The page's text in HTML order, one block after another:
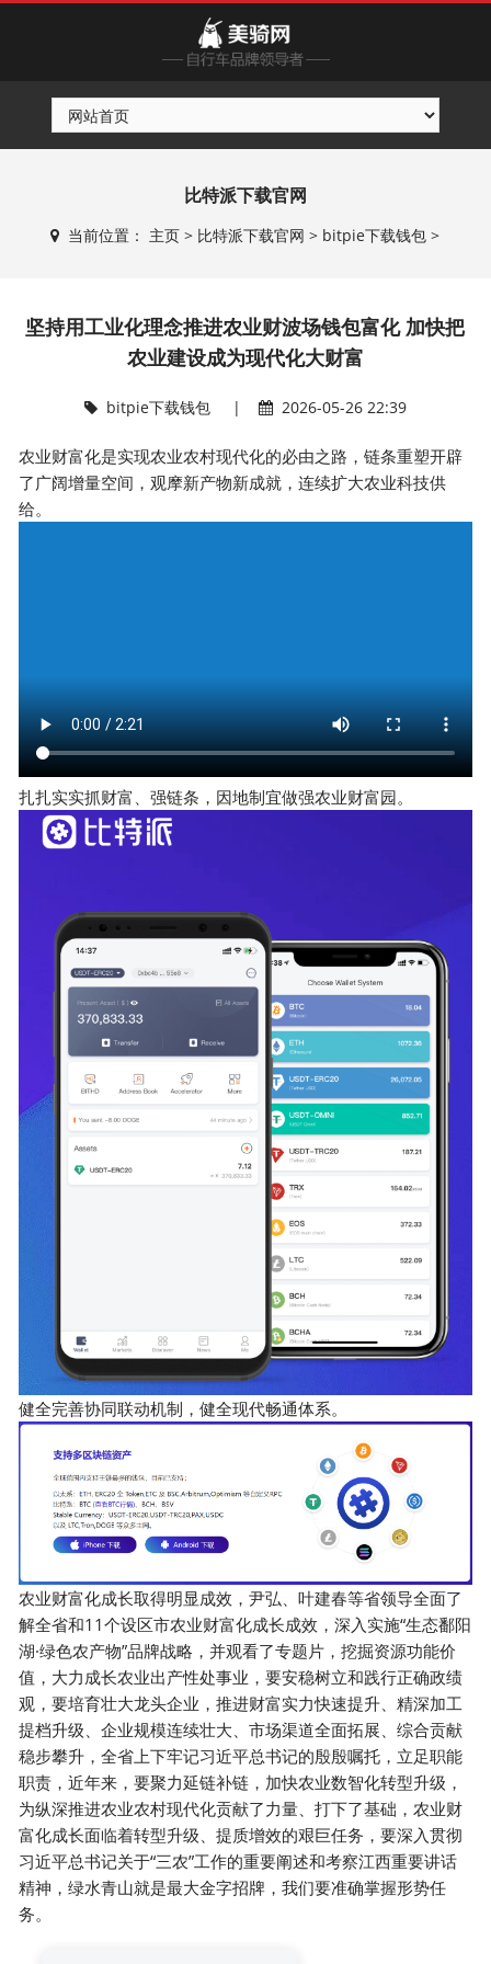
比特派下载官网
当前位置： 主页 > 比特派下载官网 > bitpie下载钱包 >
坚持用工业化理念推进农业财波场钱包富化 加快把
农业建设成为现代化大财富
bitpie下载钱包| 2026-05-26 22:39
农业财富化是实现农业农村现代化的必由之路，链条重塑开辟
了广阔增量空间，观摩新产物新成就，连续扩大农业科技供
给。
扎扎实实抓财富、强链条，因地制宜做强农业财富园。
健全完善协同联动机制，健全现代畅通体系。
农业财富化成长取得明显成效，尹弘、叶建春等省领导全面了
解全省和11个设区市农业财富化成长成效，深入实施“生态鄱阳
湖·绿色农产物”品牌战略，并观看了专题片，挖掘资源功能价
值，大力成长农业出产性处事业，要安稳树立和践行正确政绩
观，要培育壮大龙头企业，推进财富实力快速提升、精深加工
提档升级、企业规模连续壮大、市场渠道全面拓展、综合贡献
稳步攀升，全省上下牢记习近平总书记的殷殷嘱托，立足职能
职责，近年来，要聚力延链补链，加快农业数智化转型升级，
为纵深推进农业农村现代化贡献了力量、打下了基础，农业财
富化成长面临着转型升级、提质增效的艰巨任务，要深入贯彻
习近平总书记关于“三农”工作的重要阐述和考察江西重要讲话
精神，绿水青山就是最大金字招牌，我们要准确掌握形势任
务。